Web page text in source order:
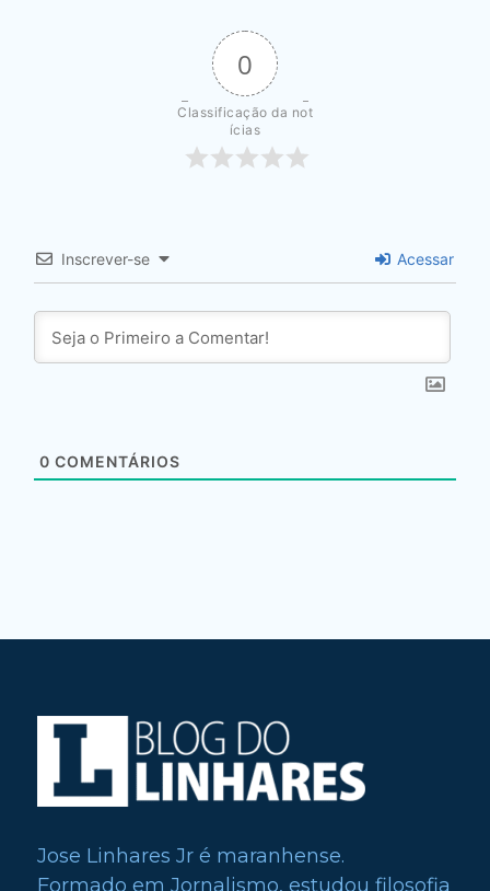
0
Classificação da not
ícias
Inscrever-se Acessar
0 COMENTÁRIOS
Jose Linhares Jr é maranhense.
Formado em Jornalismo, estudou filosofia